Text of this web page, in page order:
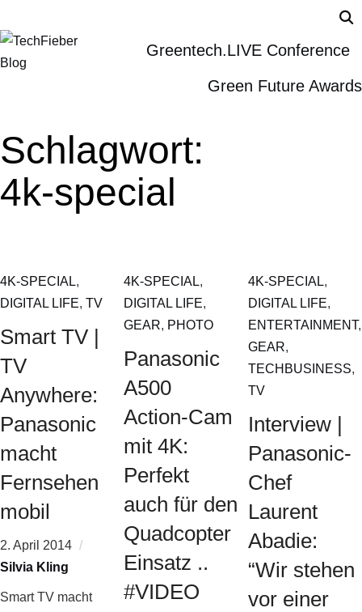
Greentech.LIVE Conference
Green Future Awards
Schlagwort:
4k-special
4K-SPECIAL,
DIGITAL LIFE, TV
Smart TV |
TV
Anywhere:
Panasonic
macht
Fernsehen
mobil
2. April 2014
Silvia Kling
Smart TV macht
4K-SPECIAL,
DIGITAL LIFE,
GEAR, PHOTO
Panasonic
A500
Action-Cam
mit 4K:
Perfekt
auch für den
Quadcopter
Einsatz ..
#VIDEO
4K-SPECIAL,
DIGITAL LIFE,
ENTERTAINMENT,
GEAR,
TECHBUSINESS,
TV
Interview |
Panasonic-
Chef
Laurent
Abadie:
“Wir stehen
vor einer